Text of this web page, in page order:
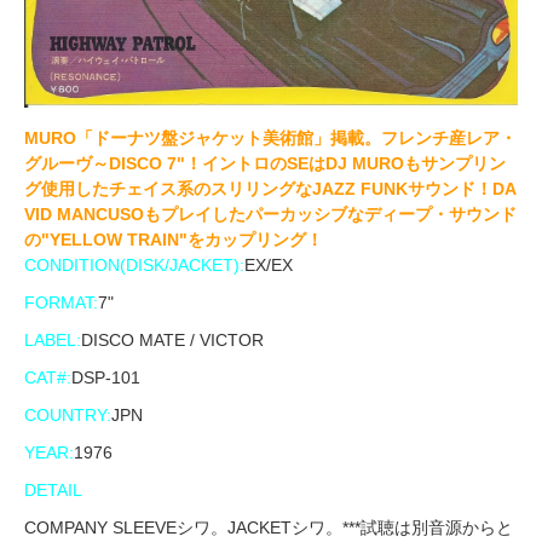
MURO「ドーナツ盤ジャケット美術館」掲載。フレンチ産レア・
グルーヴ～DISCO 7"！イントロのSEはDJ MUROもサンプリン
グ使用したチェイス系のスリリングなJAZZ FUNKサウンド！DA
VID MANCUSOもプレイしたパーカッシブなディープ・サウンド
の"YELLOW TRAIN"をカップリング！
CONDITION(DISK/JACKET):EX/EX
FORMAT:7"
LABEL:DISCO MATE / VICTOR
CAT#:DSP-101
COUNTRY:JPN
YEAR:1976
DETAIL
COMPANY SLEEVEシワ。JACKETシワ。***試聴は別音源からと